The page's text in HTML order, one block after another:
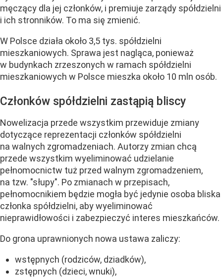
męczący dla jej członków, i premiuje zarządy spółdzielni
i ich stronników. To ma się zmienić.
W Polsce działa około 3,5 tys. spółdzielni
mieszkaniowych. Sprawa jest nagląca, ponieważ
w budynkach zrzeszonych w ramach spółdzielni
mieszkaniowych w Polsce mieszka około 10 mln osób.
Członków spółdzielni zastąpią bliscy
Nowelizacja przede wszystkim przewiduje zmiany
dotyczące reprezentacji członków spółdzielni
na walnych zgromadzeniach. Autorzy zmian chcą
przede wszystkim wyeliminować udzielanie
pełnomocnictw tuż przed walnym zgromadzeniem,
na tzw. "słupy". Po zmianach w przepisach,
pełnomocnikiem będzie mogła być jedynie osoba bliska
członka spółdzielni, aby wyeliminować
nieprawidłowości i zabezpieczyć interes mieszkańców.
Do grona uprawnionych nowa ustawa zaliczy:
wstępnych (rodziców, dziadków),
zstępnych (dzieci, wnuki),